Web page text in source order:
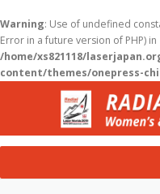
Warning: Use of undefined
Error in a future version of PHP) in
/home/xs821118/
content/themes/onepress-
ン